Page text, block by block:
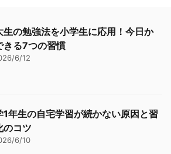
生の勉強法を小学生に応用！今日か
きる7つの習慣
6/12
1年生の自宅学習が続かない原因と習
のコツ
6/10